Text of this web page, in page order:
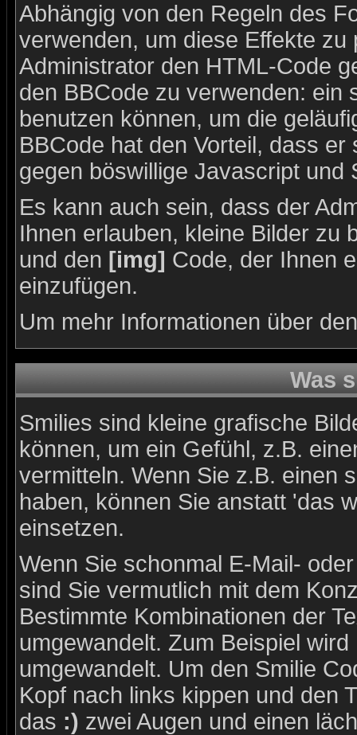
Abhängig von den Regeln des
verwenden, um diese Effekte
Administrator den HTML-Code
den BBCode zu verwenden: ein
benutzen können, um die
BBCode hat den Vorteil, dass
gegen böswillige Javascript und
Es kann auch sein, dass der
Ihnen erlauben, kleine Bilder zu
und den [img] Code, der Ihnen
einzufügen.
Um mehr Informationen über
Was
Smilies sind kleine grafische
können, um ein Gefühl, z.B.
vermitteln. Wenn Sie z.B. einen
haben, können Sie anstatt 'das
einsetzen.
Wenn Sie schonmal E-Mail-
sind Sie vermutlich mit dem
Bestimmte Kombinationen der
umgewandelt. Zum Beispiel wird
umgewandelt. Um den Smilie
Kopf nach links kippen und den
das :) zwei Augen und einen